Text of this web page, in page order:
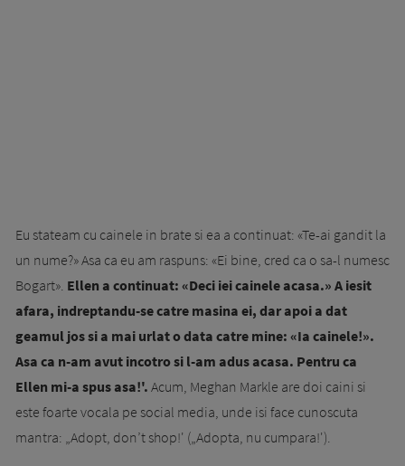
Eu stateam cu cainele in brate si ea a continuat: «Te-ai gandit la
un nume?» Asa ca eu am raspuns: «Ei bine, cred ca o sa-l numesc
Bogart». Ellen a continuat: «Deci iei cainele acasa.» A iesit
afara, indreptandu-se catre masina ei, dar apoi a dat
geamul jos si a mai urlat o data catre mine: «Ia cainele!».
Asa ca n-am avut incotro si l-am adus acasa. Pentru ca
Ellen mi-a spus asa!'. Acum, Meghan Markle are doi caini si
este foarte vocala pe social media, unde isi face cunoscuta
mantra: „Adopt, don’t shop!' („Adopta, nu cumpara!').